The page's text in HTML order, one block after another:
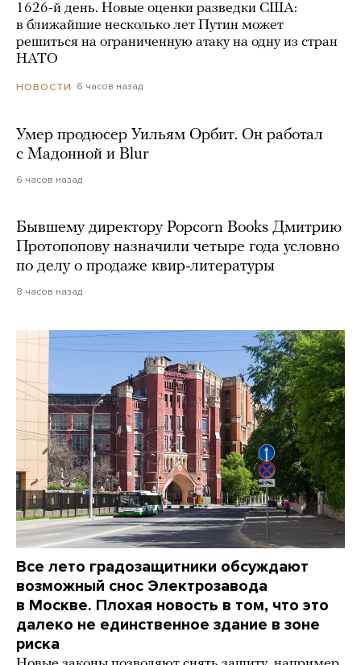
1626-й день. Новые оценки разведки США:
в ближайшие несколько лет Путин может
решиться на ограниченную атаку на одну из стран
НАТО
НОВОСТИ 6 часов назад
Умер продюсер Уильям Орбит. Он работал
с Мадонной и Blur
6 часов назад
Бывшему директору Popcorn Books Дмитрию
Протопопову назначили четыре года условно
по делу о продаже квир-литературы
8 часов назад
Все лето градозащитники обсуждают
возможный снос Электрозавода
в Москве. Плохая новость в том, что это
далеко не единственное здание в зоне
риска